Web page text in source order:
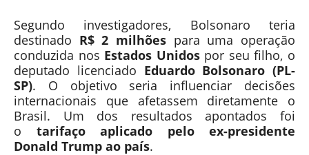
Segundo investigadores, Bolsonaro teria
destinado R$ 2 milhões para uma operação
conduzida nos Estados Unidospor seu filho, o
deputado licenciado Eduardo Bolsonaro (PL-
SP). O objetivo seria influenciar decisões
internacionais que afetassem diretamente o
Brasil. Um dos resultados apontados foi
o tarifaço aplicado pelo ex-presidente
Donald Trump ao país.